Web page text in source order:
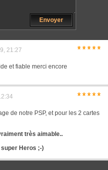
Envoyer
21:27 *****
et fiable merci encore
*****
de notre PSP, et pour les 2 cartes
très aimable..
Heros ;-)